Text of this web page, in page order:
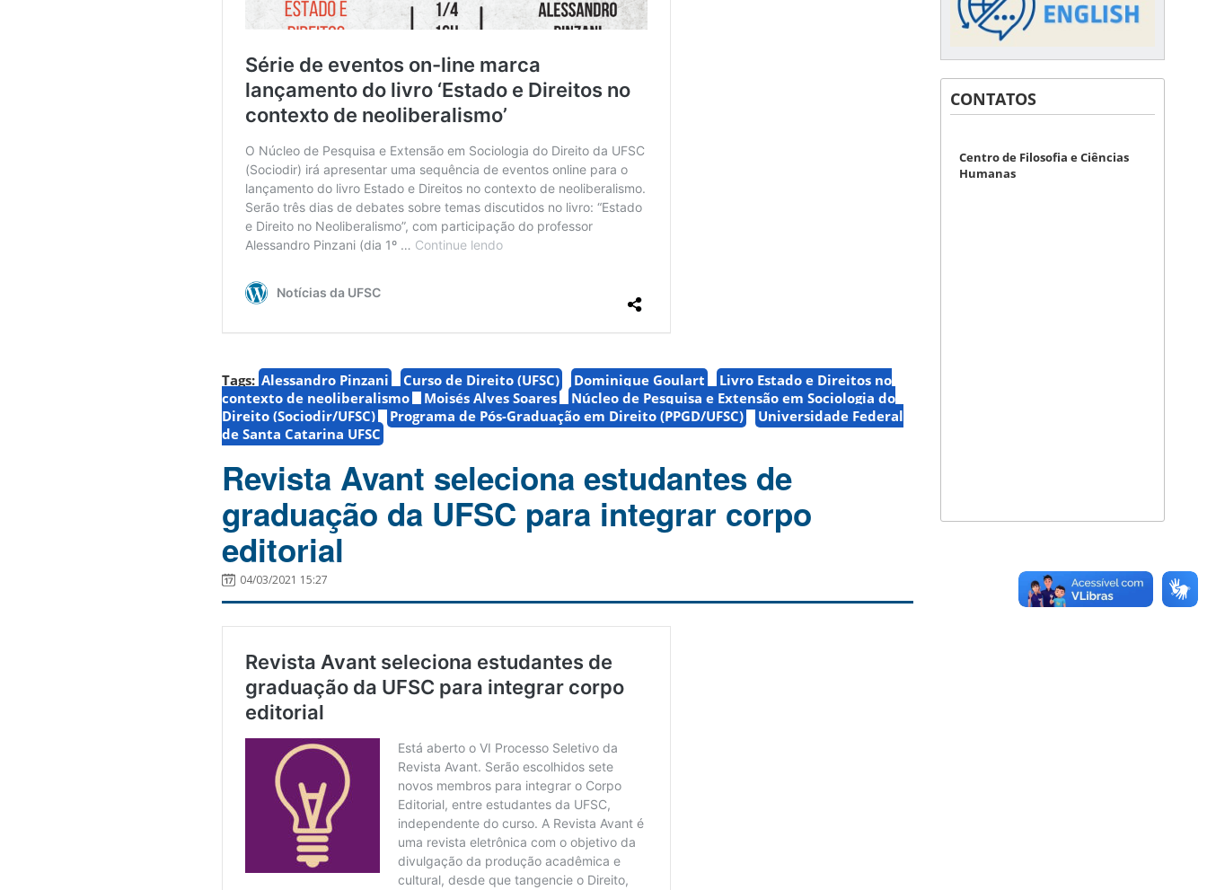
Tags: Alessandro Pinzani Curso de Direito (UFSC) Dominique Goulart
Livro Estado e Direitos no
contexto de neoliberalismo
Moisés Alves Soares
Núcleo de Pesquisa e Extensão em Sociologia do
Direito (Sociodir/UFSC)
Programa de Pós-Graduação em Direito (PPGD/UFSC)
Universidade Federal
de Santa Catarina UFSC
Revista Avant seleciona estudantes de
graduação da UFSC para integrar corpo
editorial
04/03/2021 15:27
CONTATOS
Centro de Filosofia e Ciências
Humanas